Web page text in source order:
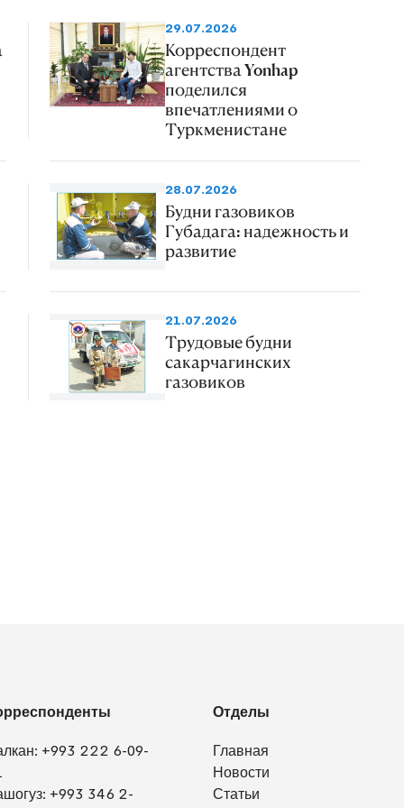
29.07.2026
Корреспондент
агентства Yonhap
поделился
впечатлениями о
Туркменистане
28.07.2026
Будни газовиков
Губадага: надежность и
развитие
21.07.2026
Трудовые будни
сакарчагинских
газовиков
+993 222 6-09-
+993 346 2-
Отделы
Главная
Новости
Статьи